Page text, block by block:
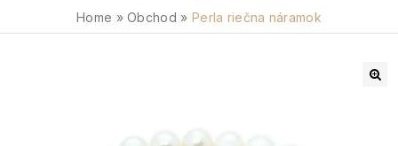
Home »Obchod » Perla riečna náramok